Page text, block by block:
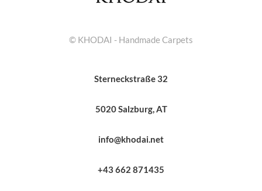
© KHODAI - Handmade Carpets
Sterneckstraße 32
5020 Salzburg, AT
info@khodai.net
+43 662 871435